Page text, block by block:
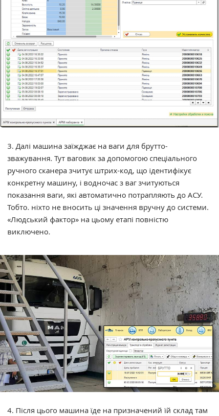
3. Далі машина заїжджає на ваги для брутто-
зважування. Тут ваговик за допомогою спеціального
ручного сканера зчитує штрих-код, що ідентифікує
конкретну машину, і водночас з ваг зчитуються
показання ваги, які автоматично потрапляють до АСУ.
Тобто. ніхто не вносить ці значення вручну до системи.
«Людський фактор» на цьому етапі повністю
виключено.
4. Після цього машина їде на призначений їй склад там